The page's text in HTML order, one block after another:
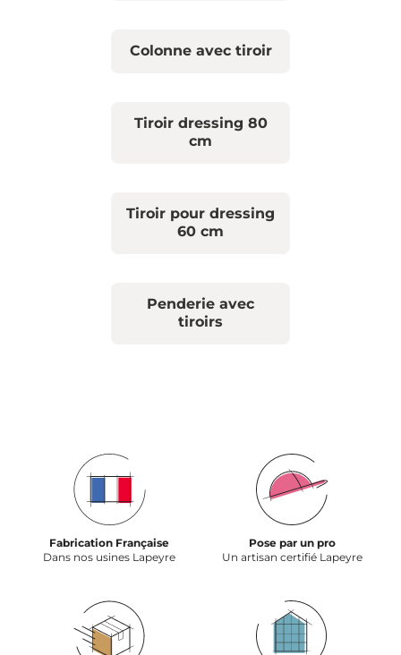
Colonne avec tiroir
Tiroir dressing 80
cm
Tiroir pour dressing
60 cm
Penderie avec
tiroirs
Fabrication Française
Dans nos usines Lapeyre
Pose par un pro
Un artisan certifié Lapeyre